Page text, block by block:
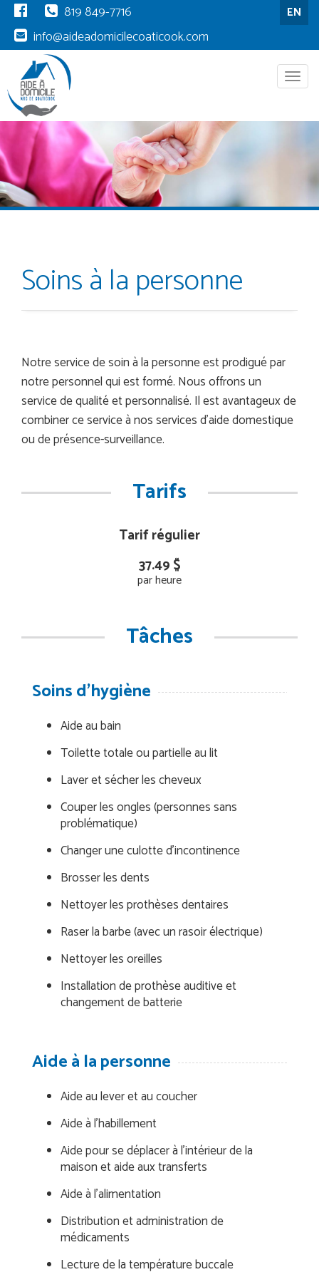
EN
819 849-7716
info@aideadomicilecoaticook.com
Menu
Soins à la personne
Notre service de soin à la personne est prodigué par
notre personnel qui est formé. Nous offrons un
service de qualité et personnalisé. Il est avantageux de
combiner ce service à nos services d’aide domestique
ou de présence-surveillance.
Tarifs
Tarif régulier
37.49 $
par heure
Tâches
Soins d'hygiène
Aide au bain
Toilette totale ou partielle au lit
Laver et sécher les cheveux
Couper les ongles (personnes sans
problématique)
Changer une culotte d’incontinence
Brosser les dents
Nettoyer les prothèses dentaires
Raser la barbe (avec un rasoir électrique)
Nettoyer les oreilles
Installation de prothèse auditive et
changement de batterie
Aide à la personne
Aide au lever et au coucher
Aide à l’habillement
Aide pour se déplacer à l’intérieur de la
maison et aide aux transferts
Aide à l’alimentation
Distribution et administration de
médicaments
Lecture de la température buccale